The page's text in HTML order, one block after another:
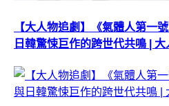
【大人物追劇】《氣體人第一
日韓驚悚巨作的跨世代共鳴 | 大